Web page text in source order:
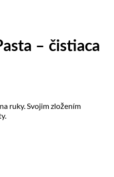
– čistiaca
ruky. Svojim zložením